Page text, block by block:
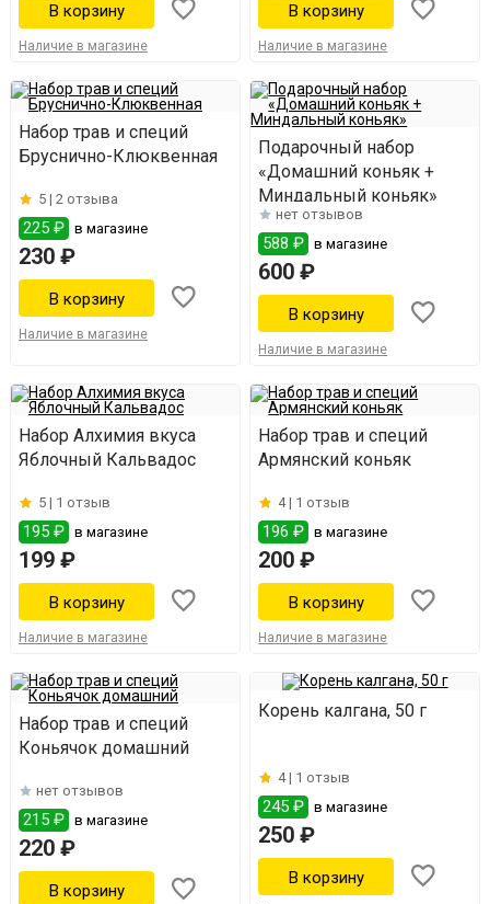
Наличие в магазине Наличие в магазине
Набор трав и специй
Бруснично-Клюквенная
5 | 2 отзыва
225 ₽ в магазине
230 ₽
Наличие в магазине
Подарочный набор
«Домашний коньяк +
Миндальный коньяк»
нет отзывов
588 ₽ в магазине
600 ₽
Наличие в магазине
Набор Алхимия вкуса
Яблочный Кальвадос
5 | 1 отзыв
195 ₽ в магазине
199 ₽
Наличие в магазине
Набор трав и специй
Армянский коньяк
4 | 1 отзыв
196 ₽ в магазине
200 ₽
Наличие в магазине
Набор трав и специй
Коньячок домашний
нет отзывов
215 ₽ в магазине
220 ₽
Корень калгана, 50 г
4 | 1 отзыв
245 ₽ в магазине
250 ₽